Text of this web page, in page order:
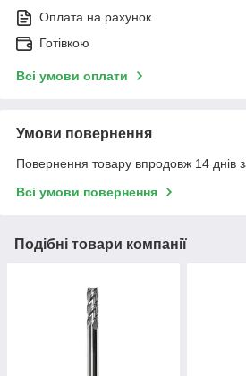
Оплата на рахунок
Готівкою
Всі умови оплати
Умови повернення
Повернення товару впродовж 14 днів
Всі умови повернення
Подібні товари компанії